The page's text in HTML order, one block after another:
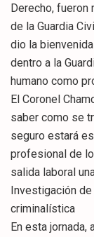
Derecho, fueron
de la Guardia
dio la
dentro a la
humano como
El Coronel
saber como se
seguro estará
profesional de
salida laboral
Investigación
criminalística
En esta